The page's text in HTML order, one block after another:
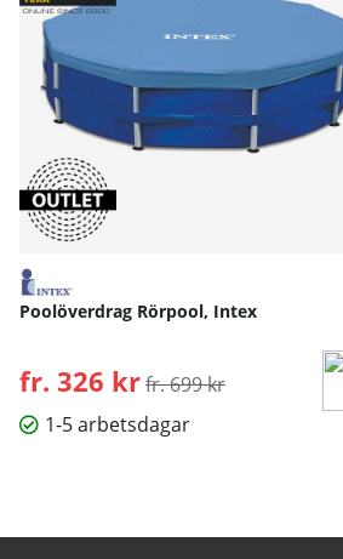
Poolöverdrag Rörpool, Intex
fr. 326 krOrdinarie pris:
fr. 699 kr
1-5 arbetsdagar